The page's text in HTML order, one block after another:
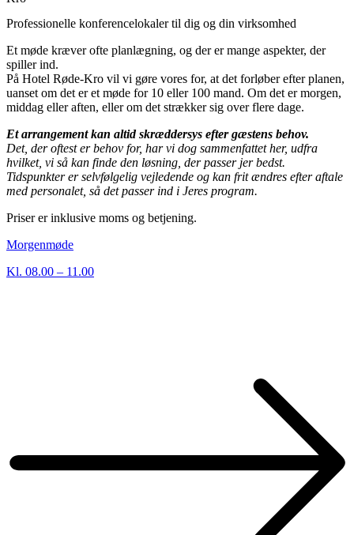
Professionelle konferencelokaler til dig og din virksomhed
Et møde kræver ofte planlægning, og der er mange aspekter, der
spiller ind.
På Hotel Røde-Kro vil vi gøre vores for, at det forløber efter planen,
uanset om det er et møde for 10 eller 100 mand. Om det er morgen,
middag eller aften, eller om det strækker sig over flere dage.
Et arrangement kan altid skræddersys efter gæstens behov.
Det, der oftest er behov for, har vi dog sammenfattet her, udfra
hvilket, vi så kan finde den løsning, der passer jer bedst.
Tidspunkter er selvfølgelig vejledende og kan frit ændres efter aftale
med personalet, så det passer ind i Jeres program.
Priser er inklusive moms og betjening.
Morgenmøde
Kl. 08.00 – 11.00